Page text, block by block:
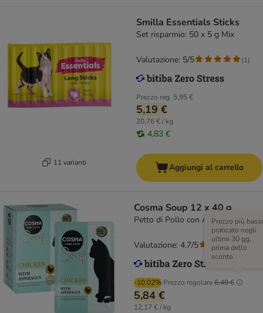
11 varianti
Smilla Essentials Sticks
Set risparmio: 50 x 5 g Mix
Prezzo reg. 5,95 €
5,19 €
20,76 € / kg
4,83 €
Valutazione: 5/5 (1)
Aggiungi al carrello
Cosma Soup 12 x 40 g
Petto di Pollo con Asparagi
-10.02% Prezzo regolare6,49 €
Prezzo più
praticato negli
ultimi 30 gg,
prima dello
sconto.
5,84 €
12,17 € / kg
Valutazione: 4.7/5 (125